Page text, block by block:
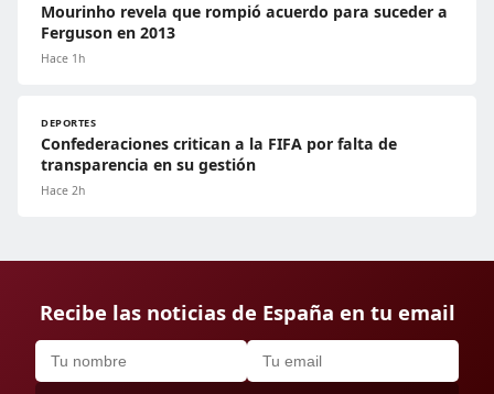
Mourinho revela que rompió acuerdo para suceder a
Ferguson en 2013
Hace 1h
DEPORTES
Confederaciones critican a la FIFA por falta de
transparencia en su gestión
Hace 2h
Recibe las noticias de España en tu email